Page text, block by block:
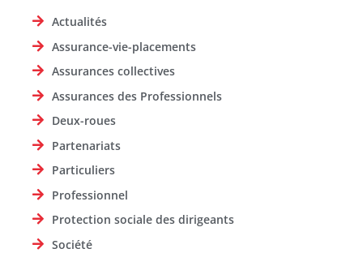
Actualités
Assurance-vie-placements
Assurances collectives
Assurances des Professionnels
Deux-roues
Partenariats
Particuliers
Professionnel
Protection sociale des dirigeants
Société